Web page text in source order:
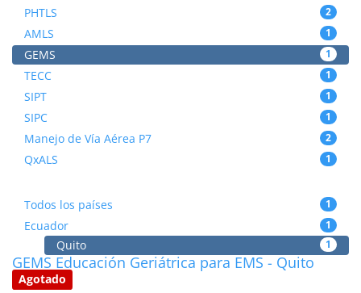
PHTLS 2
AMLS 1
GEMS 1
TECC 1
SIPT 1
SIPC 1
Manejo de Vía Aérea P7 2
QxALS 1
Todos los países 1
Ecuador 1
Quito 1
GEMS Educación Geriátrica para EMS - Quito
Agotado